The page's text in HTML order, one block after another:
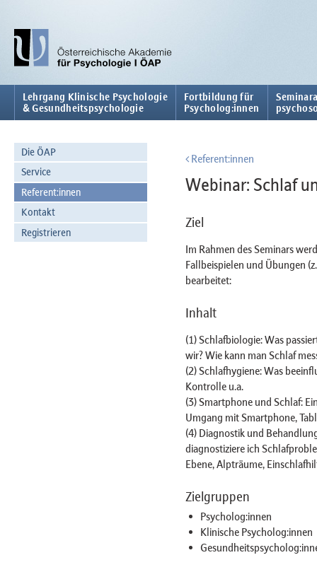
Lehrgang Klinische Psychologie
& Gesundheitspsychologie
Fortbildung für
Psycholog:innen
Die ÖAP
Service
Referent:innen
Kontakt
Registrieren
Referent:innen
Webinar: Schlaf
Ziel
Im Rahmen des Seminars
Fallbeispielen und Übungen
bearbeitet:
Inhalt
(1) Schlafbiologie: Was
wir? Wie kann man Schlaf
(2) Schlafhygiene: Was
Kontrolle u.a.
(3) Smartphone und Schlaf:
Umgang mit Smartphone,
(4) Diagnostik und
diagnostiziere ich
Ebene, Alpträume,
Zielgruppen
Psycholog:innen
Klinische Psycholog:innen